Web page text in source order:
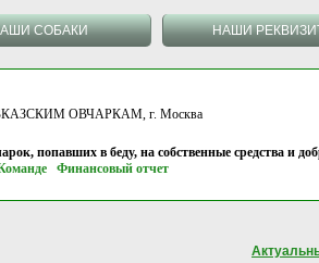
СОБАКИ НАШИ
ОВЧАРКАМ, г. Москва
попавших в беду, на собственные средства и
Финансовый отчет